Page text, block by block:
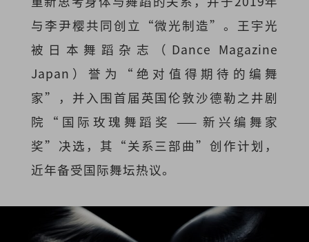
与李尹樱共同创立“微光制造”。王宇光
被日本舞蹈杂志（Dance Magazine
Japan）誉为“绝对值得期待的编舞
家”，并入围首届英国伦敦沙德勒之井剧
院“国际玫瑰舞蹈奖 —— 新兴编舞家
奖”决选，其“关系三部曲”创作计划，
近年备受国际舞坛热议。